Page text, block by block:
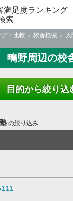
満足度ランキング
索
・比較 校舎検索
大
鴫野周辺の校
目的から絞り込
の絞り込み